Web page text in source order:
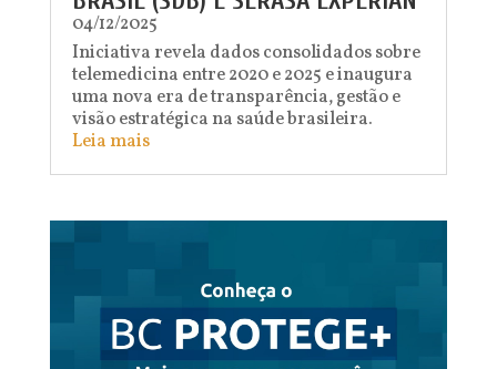
04/12/2025
Iniciativa revela dados consolidados sobre
telemedicina entre 2020 e 2025 e inaugura
uma nova era de transparência, gestão e
visão estratégica na saúde brasileira.
Leia mais